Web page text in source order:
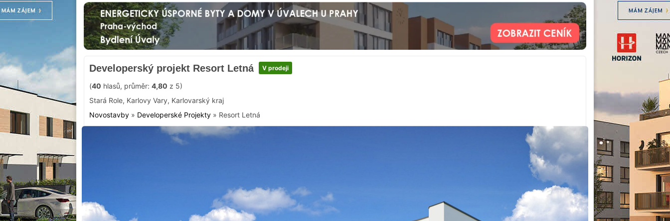
Developerský projekt Resort Letná V prodeji
(40 hlasů, průměr: 4,80 z 5)
Stará Role, Karlovy Vary, Karlovarský kraj
Novostavby » Developerské Projekty » Resort Letná